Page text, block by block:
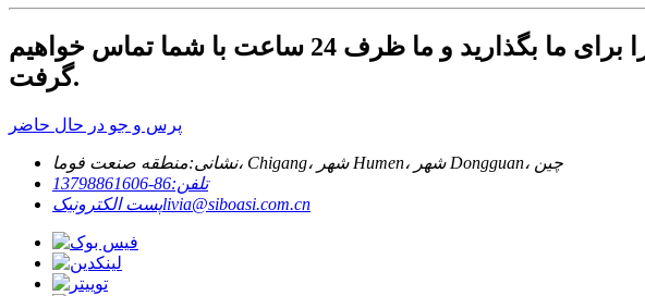
برای پرس و جو در مورد محصولات یا لیست قیمت ما، لطفا ایمیل خود را برای ما بگذارید و ما ظرف 24 ساعت با شما تماس خواهیم
گرفت.
پرس و جو در حال حاضر
نشانی:
منطقه صنعت فوما، Chigang، شهر Humen، شهر Dongguan، چین
تلفن:86-13798861606
پست الکترونیکlivia@siboasi.com.cn